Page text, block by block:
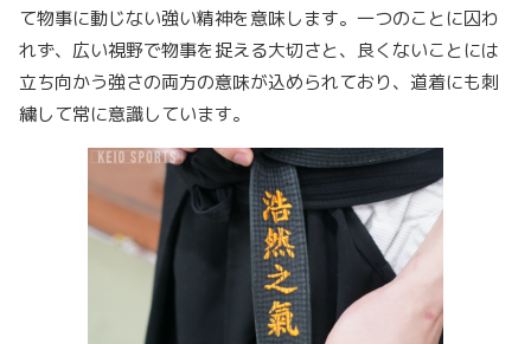
て物事に動じない強い精神を意味します。一つのことに囚わ
れず、広い視野で物事を捉える大切さと、良くないことには
立ち向かう強さの両方の意味が込められており、道着にも刺
繍して常に意識しています。